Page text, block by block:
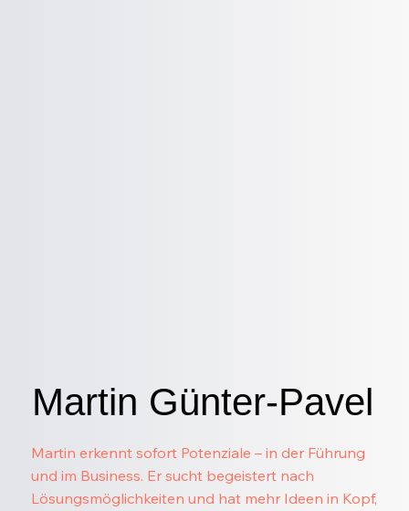
Martin Günter-Pavel
Martin erkennt sofort Potenziale – in der Führung
und im Business. Er sucht begeistert nach
Lösungsmöglichkeiten und hat mehr Ideen in Kopf,